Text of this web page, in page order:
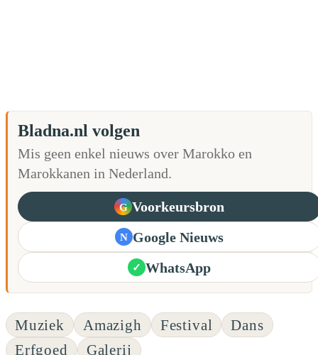
Bladna.nl volgen
Mis geen enkel nieuws over Marokko en
Marokkanen in Nederland.
G Voorkeursbron
N Google Nieuws
✓ WhatsApp
Muziek Amazigh Festival
Dans
Erfgoed
Galerij